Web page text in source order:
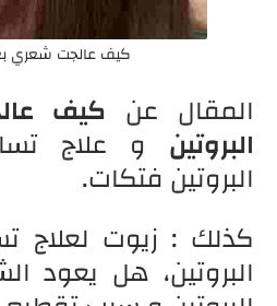
كيف عالجت شعري بعد
المقال عن كيف
البروتينو علاج
البروتين فتكات.
كذلك : زيوت لعلاج
البروتين، هل يعود